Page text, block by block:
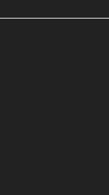
client à la